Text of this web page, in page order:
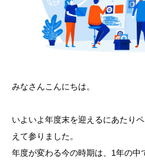
みなさんこんにちは。
いよいよ年度末を迎えるにあたり
えて参りました。
年度が変わる今の時期は、1年の中